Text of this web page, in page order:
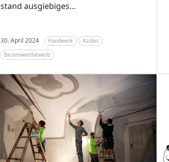
stand ausgiebiges…
30. April 2024 Handwerk
Azubis
Bestenwettbewerb